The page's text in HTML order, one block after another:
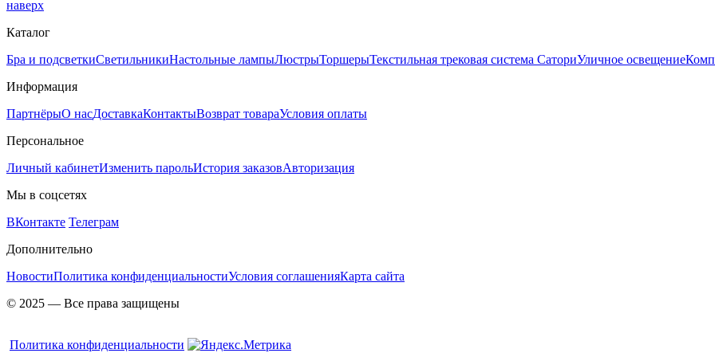
наверх
Каталог
Бра и подсветкиСветильникиНастольные лампыЛюстрыТоршерыТекстильная трековая система СаториУличное освещение
Информация
ПартнёрыО насДоставкаКонтактыВозврат товараУсловия оплаты
Персональное
Личный кабинетИзменить парольИстория заказовАвторизация
Мы в соцсетях
ВКонтакте Телеграм
Дополнительно
НовостиПолитика конфиденциальностиУсловия соглашенияКарта сайта
© 2025 — Все права защищены
Политика конфиденциальности